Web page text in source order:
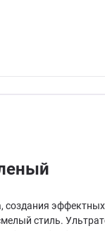
создания
стиль.